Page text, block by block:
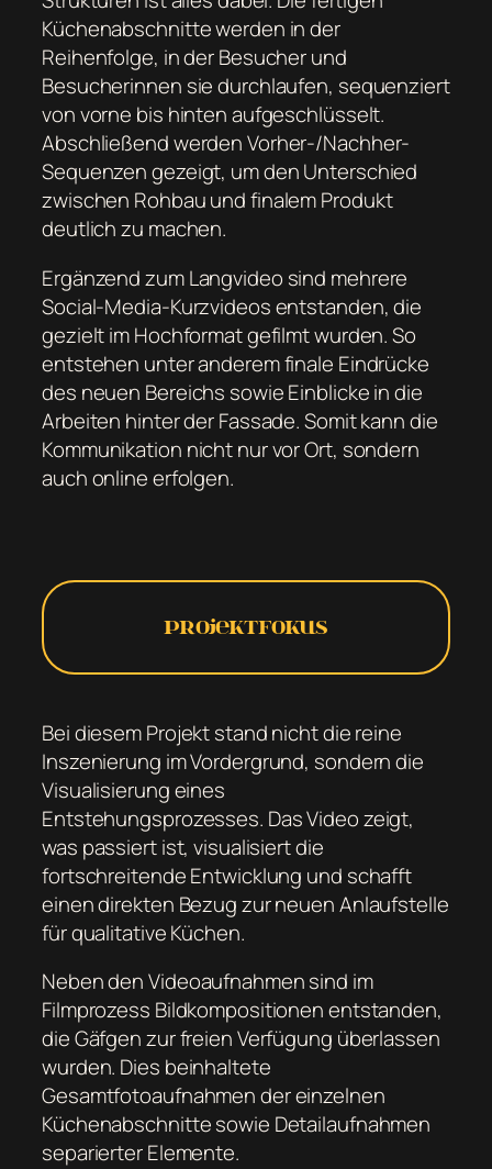
Küchenabschnitte werden in der
Reihenfolge, in der Besucher und
Besucherinnen sie durchlaufen, sequenziert
von vorne bis hinten aufgeschlüsselt.
Abschließend werden Vorher-/Nachher-
Sequenzen gezeigt, um den Unterschied
zwischen Rohbau und finalem Produkt
deutlich zu machen.
Ergänzend zum Langvideo sind mehrere
Social-Media-Kurzvideos entstanden, die
gezielt im Hochformat gefilmt wurden. So
entstehen unter anderem finale Eindrücke
des neuen Bereichs sowie Einblicke in die
Arbeiten hinter der Fassade. Somit kann die
Kommunikation nicht nur vor Ort, sondern
auch online erfolgen.
Projektfokus
Bei diesem Projekt stand nicht die reine
Inszenierung im Vordergrund, sondern die
Visualisierung eines
Entstehungsprozesses. Das Video zeigt,
was passiert ist, visualisiert die
fortschreitende Entwicklung und schafft
einen direkten Bezug zur neuen Anlaufstelle
für qualitative Küchen.
Neben den Videoaufnahmen sind im
Filmprozess Bildkompositionen entstanden,
die Gäfgen zur freien Verfügung überlassen
wurden. Dies beinhaltete
Gesamtfotoaufnahmen der einzelnen
Küchenabschnitte sowie Detailaufnahmen
separierter Elemente.